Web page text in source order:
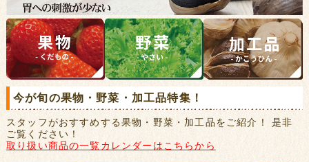
今が旬の果物・野菜・加工品特集！
スタッフがおすすめする果物・野菜・加工品をご紹介！ 是非
ご覧ください！
取り扱い商品の一覧カレンダーはこちらから